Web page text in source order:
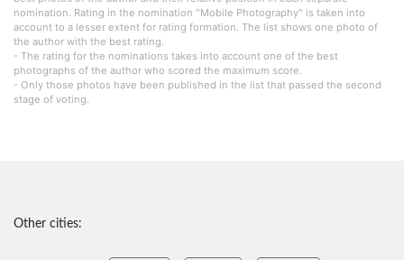
nomination. Rating in the nomination "Mobile Photography" is taken into
account to a lesser extent for rating formation. The list shows one photo of
the author with the best rating.
- The rating for the nominations takes into account one of the best
photographs of the author who scored the maximum score.
- Only those photos have been published in the list that passed the second
stage of voting.
Other cities: